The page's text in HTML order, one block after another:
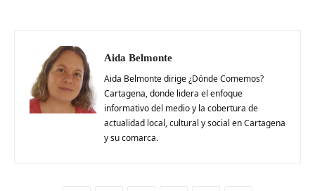
Aida Belmonte
Aida Belmonte dirige ¿Dónde Comemos?
Cartagena, donde lidera el enfoque
informativo del medio y la cobertura de
actualidad local, cultural y social en Cartagena
y su comarca.